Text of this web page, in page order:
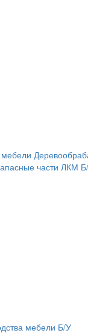
части ЛКМ
мебели Б/У